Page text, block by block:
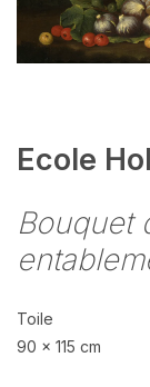
Ecole
Bouquet
Toile
90 x 115 cm